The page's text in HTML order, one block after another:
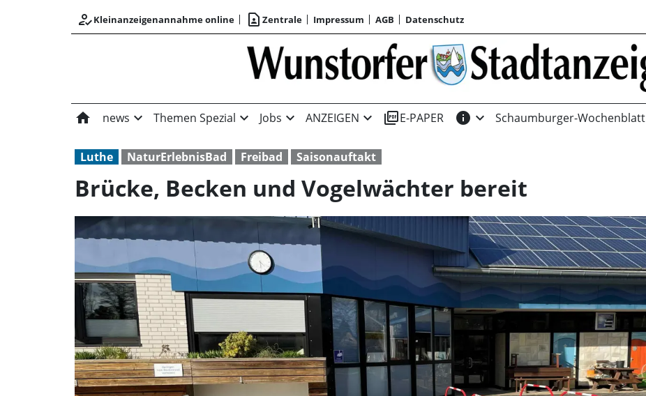
how_to_regKleinanzeigenannahme online contact_page Zentrale Impressum AGB Datenschutz
home news expand_more Themen Spezial expand_more Jobs expand_more ANZEIGEN expand_more picture_as_pdfE-PAPER info expand_more Schaumburger-Wochenblatt
Luthe NaturErlebnisBad Freibad Saisonauftakt
Brücke, Becken und Vogelwächter bereit